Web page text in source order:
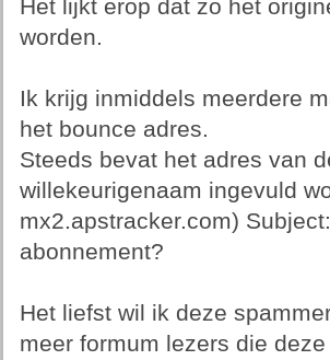
Het lijkt erop dat zo het
worden.
Ik krijg inmiddels meerdere
het bounce adres.
Steeds bevat het adres van
willekeurigenaam ingevuld
mx2.apstracker.com)
abonnement?
Het liefst wil ik deze
meer formum lezers die